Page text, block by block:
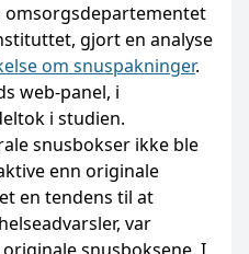
omsorgsdepartementet
gjort en analyse
om snuspakninger.
web-panel, i
i studien.
snusbokser ikke ble
enn originale
en tendens til at
var